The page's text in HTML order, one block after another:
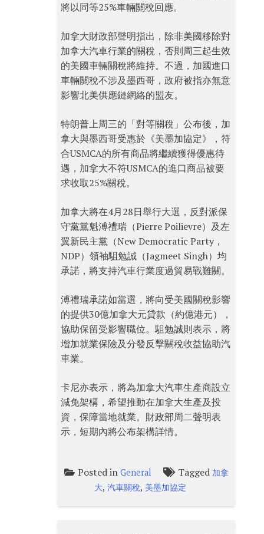
將以同等25%車輛關稅回應。
加拿大財政部聲明指出，除非美國移除對
加拿大汽車行業的關稅，否則周三起生效
的美國車輛關稅將維持。不過，加國進口
車輛關稅不涉及墨西哥，政府被指亦無意
影響北美供應鏈網絡的盟友。
特朗普上周三的「對等關稅」公布後，加
拿大與墨西哥受惠於《美墨加協定》，符
合USMCA的所有商品將繼續獲得優惠待
遇，加拿大不符USMCA的進口商品被要
求收取25%關稅。
加拿大將在4月28日舉行大選，反對派保
守黨黨魁溥禮瑞（Pierre Poilievre）及左
翼新民主黨（New Democratic Party，
NDP）領袖駔勉誠（Jagmeet Singh）均
承諾，將支持汽車行業度過貿易戰難關。
溥禮瑞承諾如當選，將向受美國關稅影響
的提供30億加拿大元貸款（約億港元），
協助保留受影響職位。駔勉誠則表示，將
增加就業保險及分發反擊關稅收益協助汽
車業。
卡尼亦表示，將為加拿大汽車生產商設立
減免架構，希望推動在加拿大生產及投
資，保障當地就業。財政部周二聲明表
示，短期內將公布架構詳情。
Posted in General Tagged 加拿
大,汽車關稅, 美墨加協定